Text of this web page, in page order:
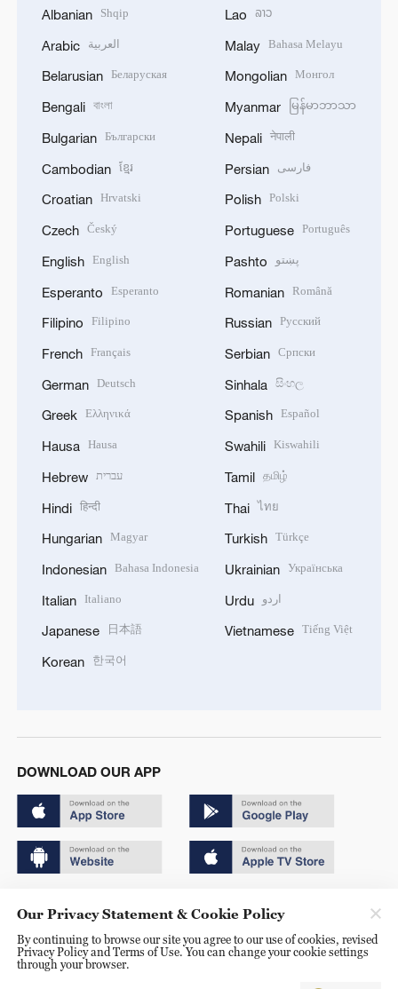
Albanian Shqip
Arabic العربية
Belarusian Беларуская
Bengali বাংলা
Bulgarian Български
Cambodian ខ្មែរ
Croatian Hrvatski
Czech Český
English English
Esperanto Esperanto
Filipino Filipino
French Français
German Deutsch
Greek Ελληνικά
Hausa Hausa
Hebrew עברית
Hindi हिन्दी
Hungarian Magyar
Indonesian Bahasa Indonesia
Italian Italiano
Japanese 日本語
Korean 한국어
Lao ລາວ
Malay Bahasa Melayu
Mongolian Монгол
Myanmar မြန်မာဘာသာ
Nepali नेपाली
Persian فارسی
Polish Polski
Portuguese Português
Pashto پښتو
Romanian Română
Russian Русский
Serbian Српски
Sinhala සිංහල
Spanish Español
Swahili Kiswahili
Tamil தமிழ்
Thai ไทย
Turkish Türkçe
Ukrainian Українська
Urdu اردو
Vietnamese Tiếng Việt
DOWNLOAD OUR APP
京ICP备20000184号
京公网安备 11010502050052号
Our Privacy Statement & Cookie Policy
By continuing to browse our site you agree to our use of cookies, revised
Privacy Policy and Terms of Use. You can change your cookie settings
through your browser.